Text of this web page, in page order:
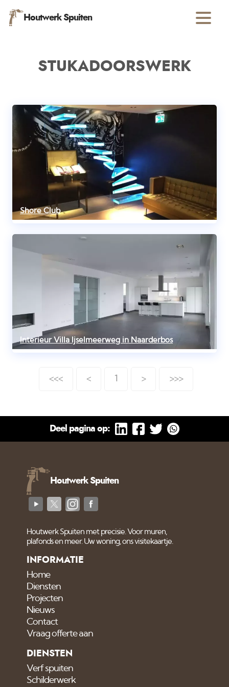
Houtwerk Spuiten
STUKADOORSWERK
Shore Club
Interieur Villa Ijselmeerweg in Naarderbos
<<< < 1 > >>>
Deel pagina op:
Houtwerk Spuiten
Houtwerk Spuiten met precisie. Voor muren,
plafonds en meer. Uw woning, ons visitekaartje.
INFORMATIE
Home
Diensten
Projecten
Nieuws
Contact
Vraag offerte aan
DIENSTEN
Verf spuiten
Schilderwerk